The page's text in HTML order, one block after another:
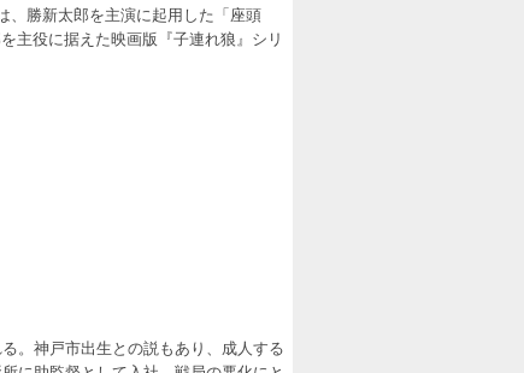
、勝新太郎を主演に起用した「座頭
主役に据えた映画版『子連れ狼』シリ
。神戸市出生との説もあり、成人する